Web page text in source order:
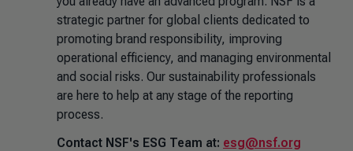
strategic partner for global clients dedicated to
promoting brand responsibility, improving
operational efficiency, and managing environmental
and social risks. Our sustainability professionals
are here to help at any stage of the reporting
process.
Contact NSF's ESG Team at: esg@nsf.org